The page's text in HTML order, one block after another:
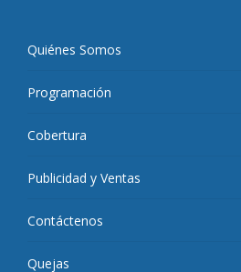
Quiénes Somos
Programación
Cobertura
Publicidad y Ventas
Contáctenos
Quejas